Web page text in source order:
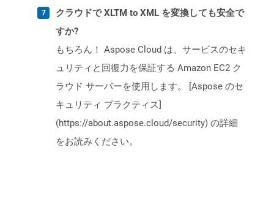
クラウドで XLTM to XML を変換しても安全で
すか?
もちろん！ Aspose Cloud は、サービスのセキ
ュリティと回復力を保証する Amazon EC2 ク
ラウド サーバーを使用します。 [Aspose のセ
キュリティ プラクティス]
(https://about.aspose.cloud/security) の詳細
をお読みください。